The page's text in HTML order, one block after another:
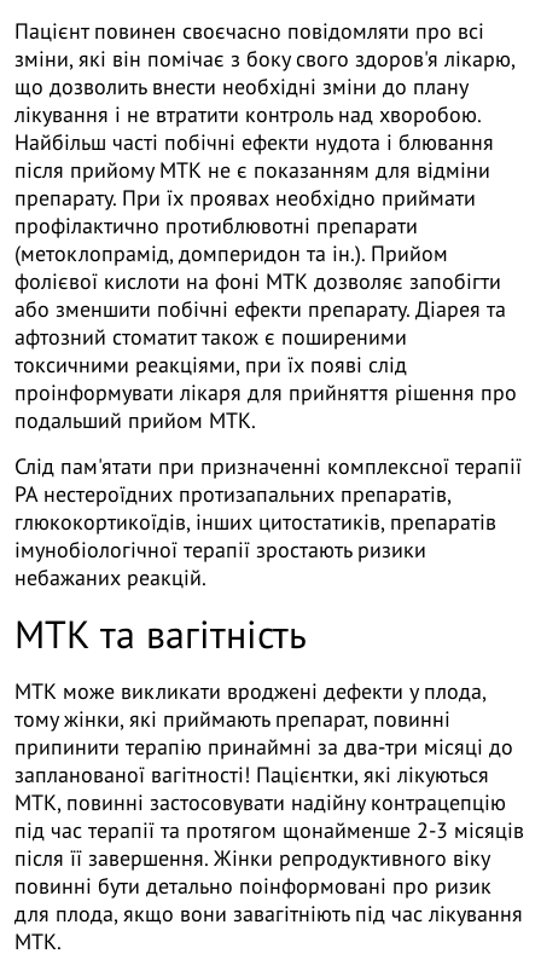
Пацієнт повинен своєчасно повідомляти про всі
зміни, які він помічає з боку свого здоров'я лікарю,
що дозволить внести необхідні зміни до плану
лікування і не втратити контроль над хворобою.
Найбільш часті побічні ефекти нудота і блювання
після прийому МТК не є показанням для відміни
препарату. При їх проявах необхідно приймати
профілактично протиблювотні препарати
(метоклопрамід, домперидон та ін.). Прийом
фолієвої кислоти на фоні МТК дозволяє запобігти
або зменшити побічні ефекти препарату. Діарея та
афтозний стоматит також є поширеними
токсичними реакціями, при їх появі слід
проінформувати лікаря для прийняття рішення про
подальший прийом МТК.
Слід пам'ятати при призначенні комплексної терапії
РА нестероїдних протизапальних препаратів,
глюкокортикоїдів, інших цитостатиків, препаратів
імунобіологічної терапії зростають ризики
небажаних реакцій.
МТК та вагітність
МТК може викликати вроджені дефекти у плода,
тому жінки, які приймають препарат, повинні
припинити терапію принаймні за два-три місяці до
запланованої вагітності! Пацієнтки, які лікуються
МТК, повинні застосовувати надійну контрацепцію
під час терапії та протягом щонайменше 2-3 місяців
після її завершення. Жінки репродуктивного віку
повинні бути детально поінформовані про ризик
для плода, якщо вони завагітніють під час лікування
МТК.